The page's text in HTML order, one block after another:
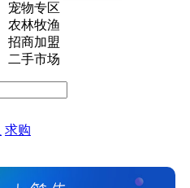
宠物专区
农林牧渔
招商加盟
二手市场
求购